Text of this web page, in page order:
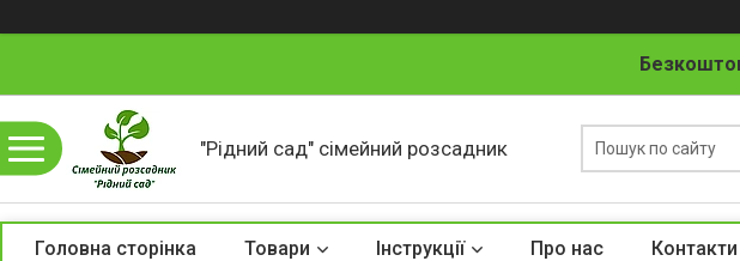
"Рідний сад" сімейний розсадник
Головна сторінка Товари Інструкції Про нас Контакти